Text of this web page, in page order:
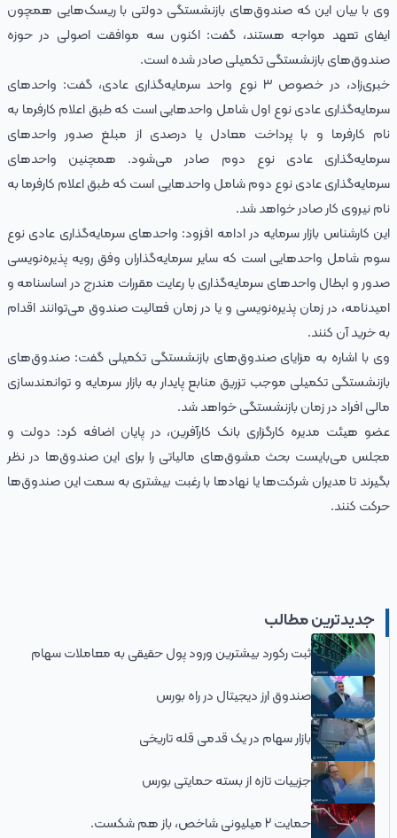
وی با بیان این که صندوق‌های بازنشستگی دولتی با ریسک‌هایی همچون
ایفای تعهد مواجه هستند، گفت: اکنون سه موافقت اصولی در حوزه
صندوق‌های بازنشستگی تکمیلی صادر شده است.
خبری‌زاد، در خصوص ٣ نوع واحد سرمایه‌گذاری عادی، گفت: واحدهای
سرمایه‌گذاری عادی نوع اول شامل واحدهایی است که طبق اعلام کارفرما به
نام کارفرما و با پرداخت معادل یا درصدی از مبلغ صدور واحدهای
سرمایه‌گذاری عادی نوع دوم صادر می‌شود. همچنین واحدهای
سرمایه‌گذاری عادی نوع دوم شامل واحدهایی است که طبق اعلام کارفرما به
نام نیروی کار صادر خواهد شد.
این کارشناس بازار سرمایه در ادامه افزود: واحدهای سرمایه‌گذاری عادی نوع
سوم شامل واحدهایی است که سایر سرمایه‌گذاران وفق رویه پذیره‌نویسی
صدور و ابطال واحدهای سرمایه‌گذاری با رعایت مقررات مندرج در اساسنامه و
امیدنامه، در زمان پذیره‌نویسی و یا در زمان فعالیت صندوق می‌توانند اقدام
به خرید آن کنند.
وی با اشاره به مزایای صندوق‌های بازنشستگی تکمیلی گفت: صندوق‌های
بازنشستگی تکمیلی موجب تزریق منابع پایدار به بازار سرمایه و توانمندسازی
مالی افراد در زمان بازنشستگی خواهد شد.
عضو هیئت مدیره کارگزاری بانک کارآفرین، در پایان اضافه کرد: دولت و
مجلس می‌بایست بحث مشوق‌های مالیاتی را برای این صندوق‌ها در نظر
بگیرند تا مدیران شرکت‌ها یا نهادها با رغبت بیشتری به سمت این صندوق‌ها
حرکت کنند.
جدیدترین مطالب
ثبت رکورد بیشترین ورود پول حقیقی به معاملات سهام
صندوق ارز دیجیتال در راه بورس
بازار سهام در یک قدمی قله تاریخی
جزییات تازه از بسته حمایتی بورس
حمایت 2 میلیونی شاخص، باز هم شکست.